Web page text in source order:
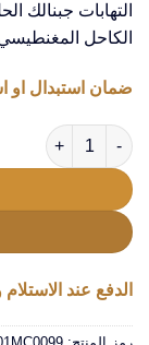
التهابات
الكاحل
ضمان استبدال او استرجاع خلال
كمية عرض (حافظه
الدفع عند